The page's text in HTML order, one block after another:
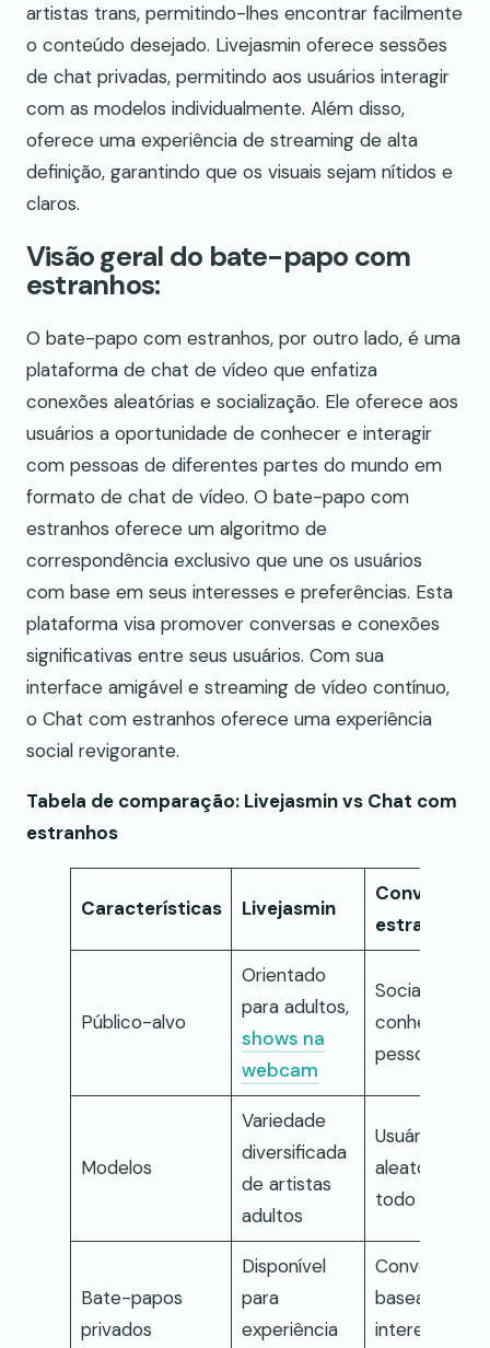
artistas trans, permitindo-lhes encontrar facilmente
o conteúdo desejado. Livejasmin oferece sessões
de chat privadas, permitindo aos usuários interagir
com as modelos individualmente. Além disso,
oferece uma experiência de streaming de alta
definição, garantindo que os visuais sejam nítidos e
claros.
Visão geral do bate-papo com
estranhos:
O bate-papo com estranhos, por outro lado, é uma
plataforma de chat de vídeo que enfatiza
conexões aleatórias e socialização. Ele oferece aos
usuários a oportunidade de conhecer e interagir
com pessoas de diferentes partes do mundo em
formato de chat de vídeo. O bate-papo com
estranhos oferece um algoritmo de
correspondência exclusivo que une os usuários
com base em seus interesses e preferências. Esta
plataforma visa promover conversas e conexões
significativas entre seus usuários. Com sua
interface amigável e streaming de vídeo contínuo,
o Chat com estranhos oferece uma experiência
social revigorante.
Tabela de comparação: Livejasmin vs Chat com
estranhos
Características Livejasmin
Converse
estranhos
Público-alvo
Orientado
para adultos,
shows na
webcam
Socializar e
conhecer
pessoas
Modelos
Variedade
diversificada
de artistas
adultos
Usuários
aleatórios de
todo o
Bate-papos
privados
Disponível
para
experiência
Conversas
baseadas em
interesses